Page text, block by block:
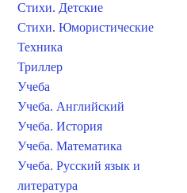
Стихи. Детские
Стихи. Юмористические
Техника
Триллер
Учеба
Учеба. Английский
Учеба. История
Учеба. Математика
Учеба. Русский язык и
литература